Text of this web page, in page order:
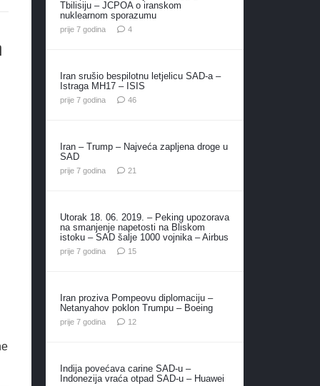
Tbilisiju – JCPOA o iranskom
nuklearnom sporazumu
prije 7 godina 4komentara
Iran srušio bespilotnu letjelicu SAD-a –
Istraga MH17 – ISIS
prije 7 godina 46komentara
Iran – Trump – Najveća zapljena droge u
SAD
prije 7 godina 21
Utorak 18. 06. 2019. – Peking upozorava
na smanjenje napetosti na Bliskom
istoku – SAD šalje 1000 vojnika – Airbus
prije 7 godina 15komentara
Iran proziva Pompeovu diplomaciju –
Netanyahov poklon Trumpu – Boeing
prije 7 godina 12komentara
Indija povećava carine SAD-u –
Indonezija vraća otpad SAD-u – Huawei